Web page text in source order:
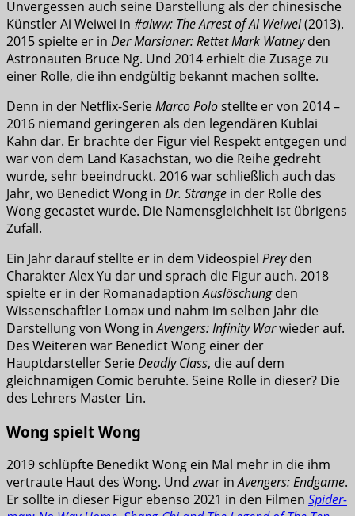
Unvergessen auch seine Darstellung als der chinesische
Künstler Ai Weiwei in #aiww: The Arrest of Ai Weiwei(2013).
2015 spielte er in Der Marsianer: Rettet Mark Watneyden
Astronauten Bruce Ng. Und 2014 erhielt die Zusage zu
einer Rolle, die ihn endgültig bekannt machen sollte.
Denn in der Netflix-SerieMarco Polostellte er von 2014 –
2016 niemand geringeren als den legendären Kublai
Kahn dar. Er brachte der Figur viel Respekt entgegen und
war von dem Land Kasachstan, wo die Reihe gedreht
wurde, sehr beeindruckt. 2016 war schließlich auch das
Jahr, wo Benedict Wong in Dr. Strange in der Rolle des
Wong gecastet wurde. Die Namensgleichheit ist übrigens
Zufall.
Ein Jahr darauf stellte er in dem Videospiel Preyden
Charakter Alex Yu dar und sprach die Figur auch. 2018
spielte er in der RomanadaptionAuslöschungden
Wissenschaftler Lomax und nahm im selben Jahr die
Darstellung von Wong inAvengers: Infinity Warwieder auf.
Des Weiteren war Benedict Wong einer der
Hauptdarsteller SerieDeadly Class, die auf dem
gleichnamigen Comic beruhte. Seine Rolle in dieser? Die
des Lehrers Master Lin.
Wong spielt Wong
2019 schlüpfte Benedikt Wong ein Mal mehr in die ihm
vertraute Haut des Wong. Und zwar inAvengers: Endgame.
Er sollte in dieser Figur ebenso 2021 in den Filmen Spider-